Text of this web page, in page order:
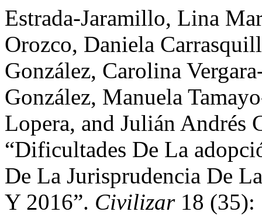
Estrada-Jaramillo, Lina
Orozco, Daniela
González, Carolina
González, Manuela
Lopera, and Julián Andrés
“Dificultades De La
De La Jurisprudencia De
Y 2016”. Civilizar18 (35):